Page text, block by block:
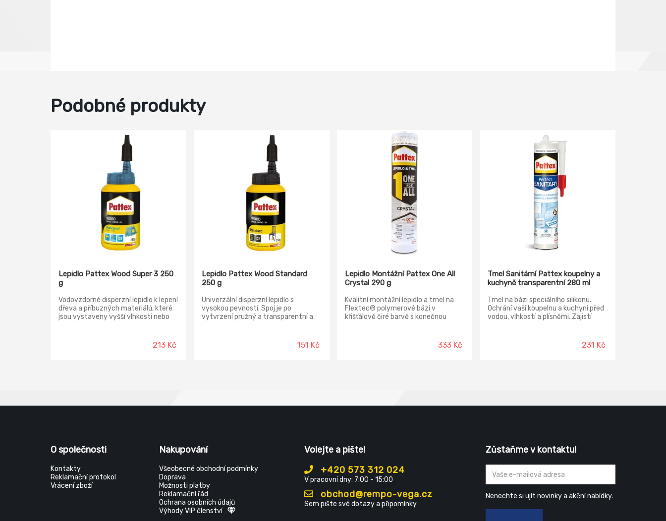
Podobné produkty
Lepidlo Pattex Wood Super 3 250
g
Vodovzdorné disperzní lepidlo k lepení
dřeva a příbuzných materiálů, které
jsou vystaveny vyšší vlhkosti nebo
odolává stárnutí a vodě dle DIN EN213 Kč
Lepidlo Pattex Wood Standard
250 g
Univerzální disperzní lepidlo s
vysokou pevností. Spoj je po
vytvrzení pružný a transparentní a
151 Kč
Lepidlo Montážní Pattex One All
Crystal 290 g
Kvalitní montážní lepidlo a tmel na
Flextec® polymerové bázi v
křišťálově čiré barvě s konečnou
333 Kč
Tmel Sanitární Pattex koupelny a
kuchyně transparentní 280 ml
Tmel na bázi speciálního silikonu.
Ochrání vaši koupelnu a kuchyni před
vodou, vlhkostí a plísněmi. Zajistí
231 Kč
O společnosti
Kontakty
Reklamační protokol
Vrácení zboží
Nakupování
Všeobecné obchodní podmínky
Doprava
Možnosti platby
Reklamační řád
Ochrana osobních údajů
Výhody VIP členství
Volejte a pište!
+420 573 312 024
V pracovní dny: 7:00 - 15:00
obchod@rempo-vega.cz
Sem pište své dotazy a připomínky
Zůstaňme v kontaktu!
Nenechte si ujít novinky a akční nabídky.